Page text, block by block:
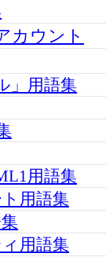
カウント
」用語集
用語集
用語集
用語集